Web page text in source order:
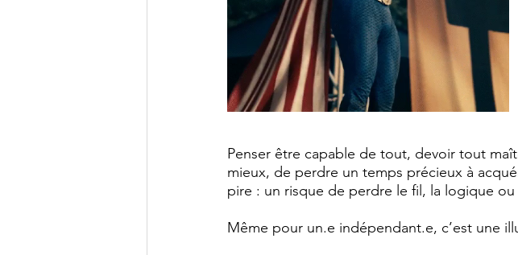
Penser être capable de tout, devoir tout
mieux, de perdre un temps précieux à
pire : un risque de perdre le fil, la logique
Même pour un.e indépendant.e, c’est une